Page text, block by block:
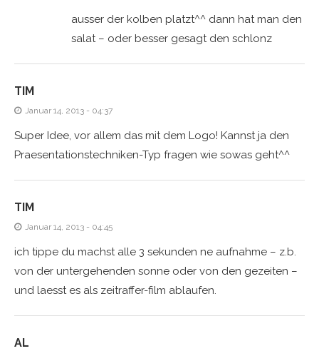
ausser der kolben platzt^^ dann hat man den
salat – oder besser gesagt den schlonz
TIM
Januar 14, 2013 - 04:37
Super Idee, vor allem das mit dem Logo! Kannst ja den
Praesentationstechniken-Typ fragen wie sowas geht^^
TIM
Januar 14, 2013 - 04:45
ich tippe du machst alle 3 sekunden ne aufnahme – z.b.
von der untergehenden sonne oder von den gezeiten –
und laesst es als zeitraffer-film ablaufen.
AL